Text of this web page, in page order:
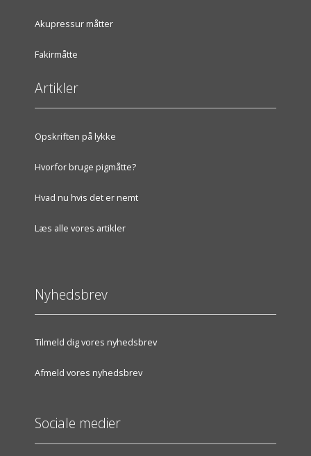
Akupressur måtter
Fakirmåtte
Artikler
Opskriften på lykke
Hvorfor bruge pigmåtte?
Hvad nu hvis det er nemt
Læs alle vores artikler
Nyhedsbrev
Tilmeld dig vores nyhedsbrev
Afmeld vores nyhedsbrev
Sociale medier